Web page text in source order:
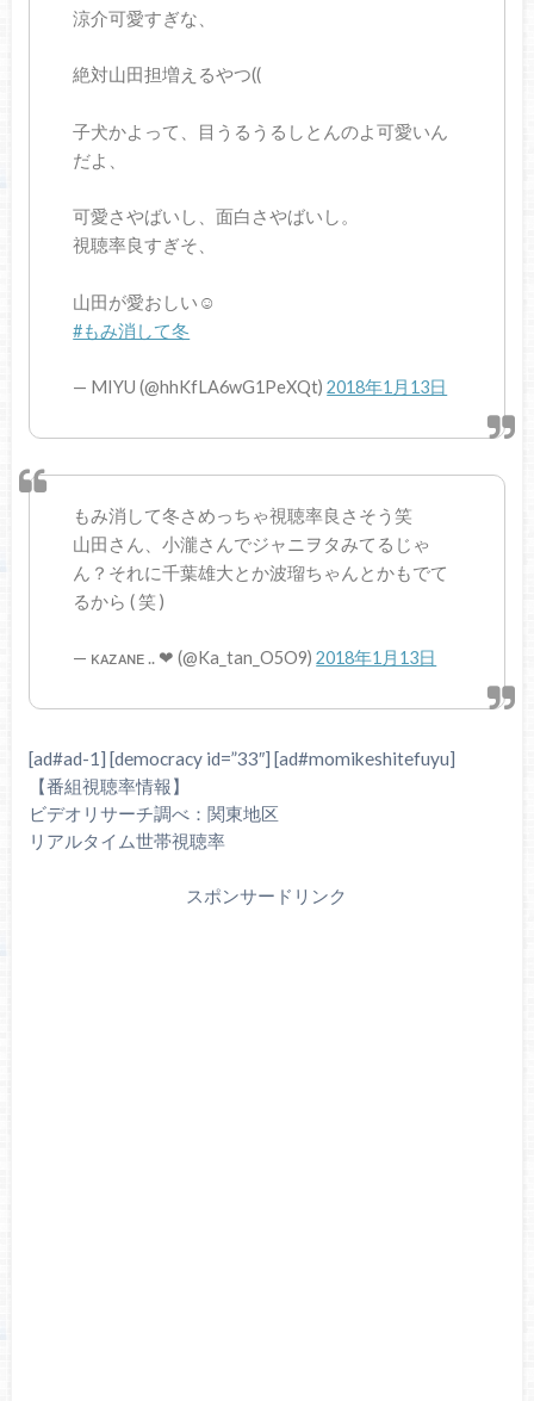
涼介可愛すぎな、
絶対山田担増えるやつ((
子犬かよって、目うるうるしとんのよ可愛いん
だよ、
可愛さやばいし、面白さやばいし。
視聴率良すぎそ、
山田が愛おしい☺︎
#もみ消して冬
— MIYU (@hhKfLA6wG1PeXQt)2018年1月13日
もみ消して冬さめっちゃ視聴率良さそう笑
山田さん、小瀧さんでジャニヲタみてるじゃ
ん？それに千葉雄大とか波瑠ちゃんとかもでて
るから ( 笑 )
— ᴋᴀᴢᴀɴᴇ .. ❤︎ (@Ka_tan_O5O9)2018年1月13日
[ad#ad-1] [democracy id=”33″] [ad#momikeshitefuyu]
【番組視聴率情報】
ビデオリサーチ調べ：関東地区
リアルタイム世帯視聴率
スポンサードリンク